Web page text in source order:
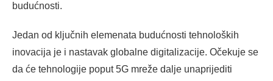
budućnosti.
Jedan od ključnih elemenata budućnosti tehnoloških
inovacija je i nastavak globalne digitalizacije. Očekuje se
da će tehnologije poput 5G mreže dalje unaprijediti